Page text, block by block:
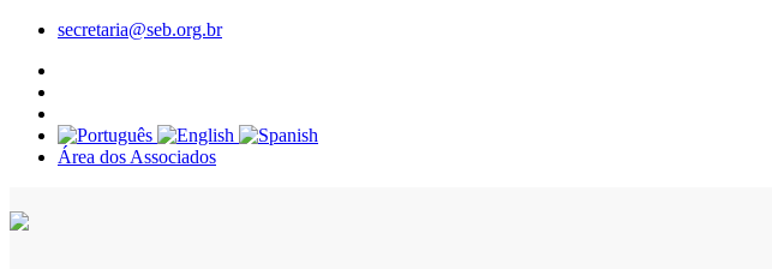
secretaria@seb.org.br
Área dos Associados